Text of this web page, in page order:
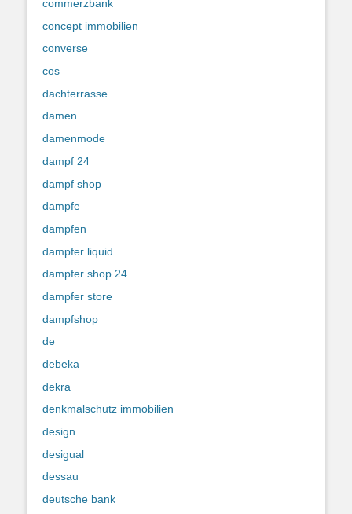
commerzbank
concept immobilien
converse
cos
dachterrasse
damen
damenmode
dampf 24
dampf shop
dampfe
dampfen
dampfer liquid
dampfer shop 24
dampfer store
dampfshop
de
debeka
dekra
denkmalschutz immobilien
design
desigual
dessau
deutsche bank